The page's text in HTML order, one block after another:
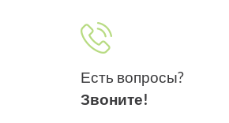
Есть вопросы?
Звоните!